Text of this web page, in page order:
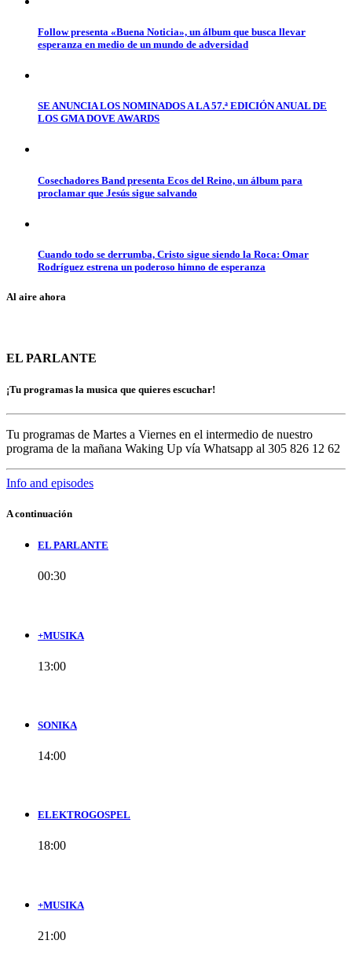
Follow presenta «Buena Noticia», un álbum que busca llevar
esperanza en medio de un mundo de adversidad
SE ANUNCIA LOS NOMINADOS A LA 57.ª EDICIÓN ANUAL DE
LOS GMA DOVE AWARDS
Cosechadores Band presenta Ecos del Reino, un álbum para
proclamar que Jesús sigue salvando
Cuando todo se derrumba, Cristo sigue siendo la Roca: Omar
Rodríguez estrena un poderoso himno de esperanza
Al aire ahora
EL PARLANTE
¡Tu programas la musica que quieres escuchar!
Tu programas de Martes a Viernes en el intermedio de nuestro
programa de la mañana Waking Up vía Whatsapp al 305 826 12 62
Info and episodes
A continuación
EL PARLANTE
00:30
+MUSIKA
13:00
SONIKA
14:00
ELEKTROGOSPEL
18:00
+MUSIKA
21:00